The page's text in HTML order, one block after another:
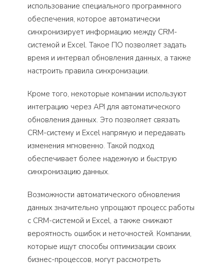
использование специального программного
обеспечения, которое автоматически
синхронизирует информацию между CRM-
системой и Excel. Такое ПО позволяет задать
время и интервал обновления данных, а также
настроить правила синхронизации.
Кроме того, некоторые компании используют
интеграцию через API для автоматического
обновления данных. Это позволяет связать
CRM-систему и Excel напрямую и передавать
изменения мгновенно. Такой подход
обеспечивает более надежную и быструю
синхронизацию данных.
Возможности автоматического обновления
данных значительно упрощают процесс работы
с CRM-системой и Excel, а также снижают
вероятность ошибок и неточностей. Компании,
которые ищут способы оптимизации своих
бизнес-процессов, могут рассмотреть